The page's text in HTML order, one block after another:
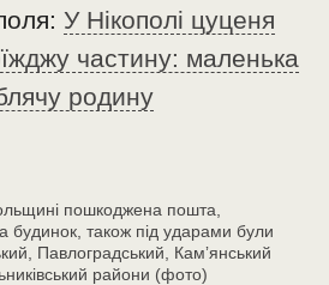
У Нікополі цуценя
частину: маленька
родину
пошкоджена пошта,
будинок, також під ударами були
Павлоградський, Камʼянський
райони (фото)